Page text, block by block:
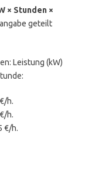
× Stunden ×
geteilt
Leistung (kW)
h.
h.
€/h.